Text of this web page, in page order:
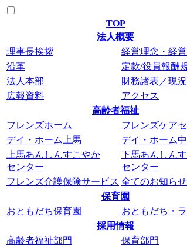
TOP
法人概要
理事長挨拶
経営理念・経
沿革
定款/役員報酬
法人本部
財務諸表／現
広報資料
アクセス
高齢者福祉
フレンズホーム
フレンズケア
デイ・ホーム上馬
デイ・ホーム
上馬あんしんすこやか
センター
下馬あんしん
センター
フレンズ介護保険サービス 全てのお知らせ
保育園
おともだち保育園
おともだち・
採用情報
高齢者福祉部門
保育部門